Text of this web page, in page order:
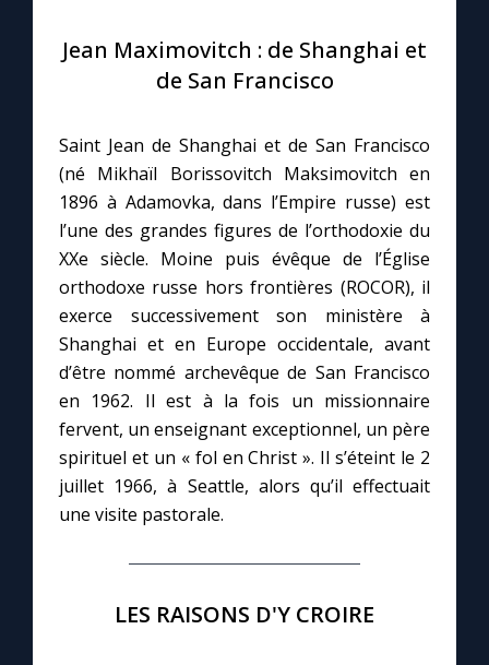
Le site internet
Prier au quotidien
Avec Thérèse de Lisieux
L'Évangile chaque jour
Les premiers samedis du mois
Marie qui défait les nœuds
Me consacrer à Jésus par Marie
Jean Maximovitch : de Shanghai et
de San Francisco
Saint Jean de Shanghai et de San Francisco
(né Mikhaïl Borissovitch Maksimovitch en
1896 à Adamovka, dans l’Empire russe) est
l’une des grandes figures de l’orthodoxie du
XXe siècle. Moine puis évêque de l’Église
orthodoxe russe hors frontières (ROCOR), il
exerce successivement son ministère à
Shanghai et en Europe occidentale, avant
d’être nommé archevêque de San Francisco
en 1962. Il est à la fois un missionnaire
fervent, un enseignant exceptionnel, un père
spirituel et un « fol en Christ ». Il s’éteint le 2
juillet 1966, à Seattle, alors qu’il effectuait
une visite pastorale.
LES RAISONS D'Y CROIRE